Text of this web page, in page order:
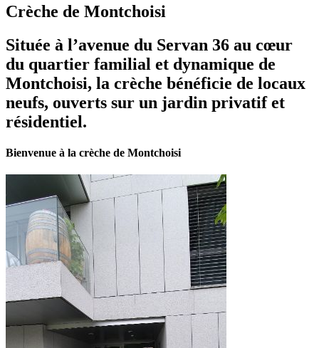
Crèche de Montchoisi
Située à l’avenue du Servan 36 au cœur
du quartier familial et dynamique de
Montchoisi, la crèche bénéficie de locaux
neufs, ouverts sur un jardin privatif et
résidentiel.
Bienvenue à la crèche de Montchoisi